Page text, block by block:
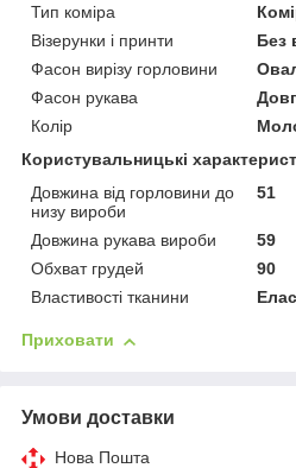
Тип коміра
Візерунки і принти
Без
Фасон вирізу горловини
Фасон рукава
Колір
Користувальницькі
Довжина від горловини до
низу вироби
51
Довжина рукава вироби
59
Обхват грудей
90
Властивості тканини
Приховати
Умови доставки
Нова Пошта